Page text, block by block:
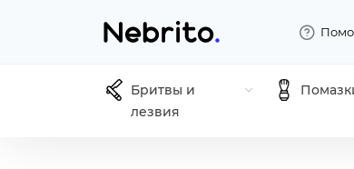
Бритвы и
лезвия